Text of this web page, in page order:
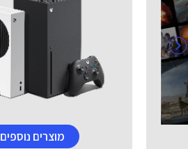
מוצרים נוספים